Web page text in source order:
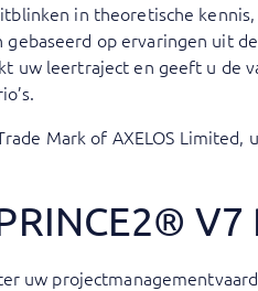
in theoretische
op ervaringen uit
uw leertraject en geeft u de
Mark of AXELOS
uw